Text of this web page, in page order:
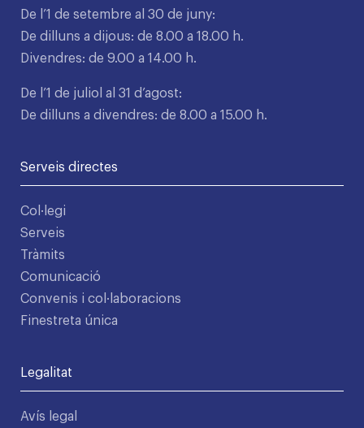
De l’1 de setembre al 30 de juny:
De dilluns a dijous: de 8.00 a 18.00 h.
Divendres: de 9.00 a 14.00 h.
De l’1 de juliol al 31 d’agost:
De dilluns a divendres: de 8.00 a 15.00 h.
Serveis directes
Col·legi
Serveis
Tràmits
Comunicació
Convenis i col·laboracions
Finestreta única
Legalitat
Avís legal